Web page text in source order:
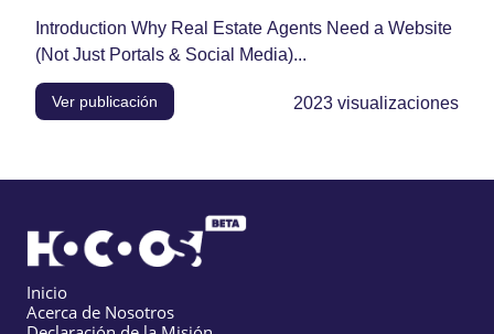
Introduction Why Real Estate Agents Need a Website
(Not Just Portals & Social Media)...
Ver publicación 2023 visualizaciones
Inicio
Acerca de Nosotros